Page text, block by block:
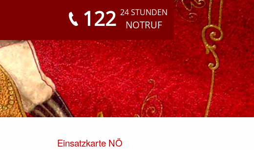
122 24 STUNDEN
NOTRUF
Einsatzkarte NÖ